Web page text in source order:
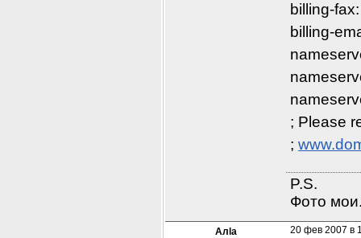
billing-
billing-
; Please
;
P.S.
Фото
Алla 20 фев 2007 в